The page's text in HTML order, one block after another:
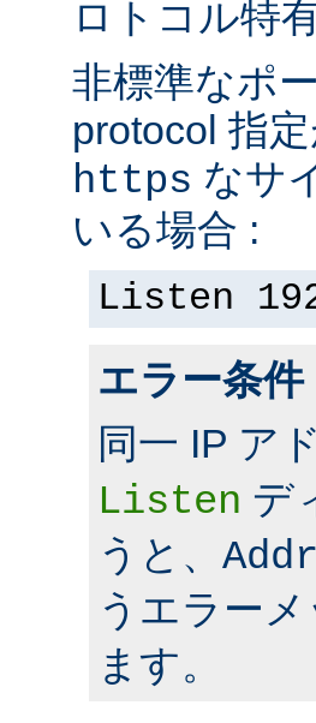
ロトコル特
非標準なポ
protocol 指
https なサ
いる場合 :
Listen
エラー条件
同一 IP ア
Listen デ
うと、
うエラー
ます。